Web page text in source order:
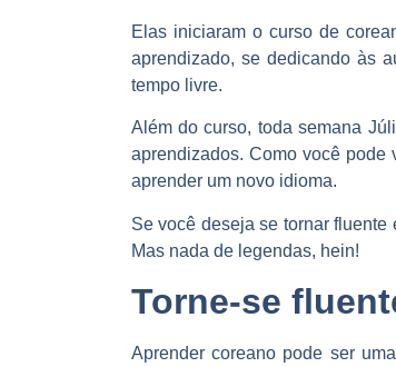
Elas iniciaram o curso de
aprendizado, se dedicando às
tempo livre.
Além do curso, toda semana
aprendizados. Como você pode
aprender um novo idioma.
Se você deseja se tornar
Mas nada de legendas, hein!
Torne-se
Aprender coreano pode ser